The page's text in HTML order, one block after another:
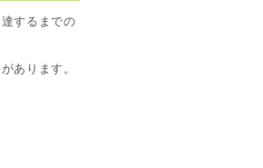
するまでの
あります。